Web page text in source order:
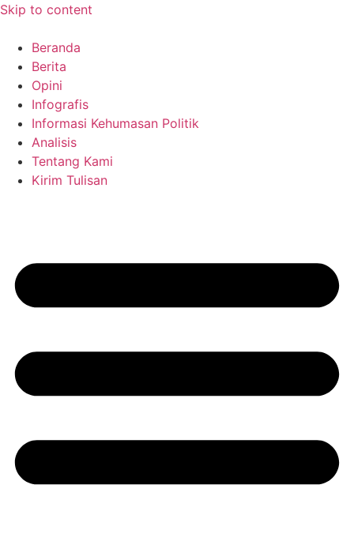
Skip to content
Beranda
Berita
Opini
Infografis
Informasi Kehumasan Politik
Analisis
Tentang Kami
Kirim Tulisan